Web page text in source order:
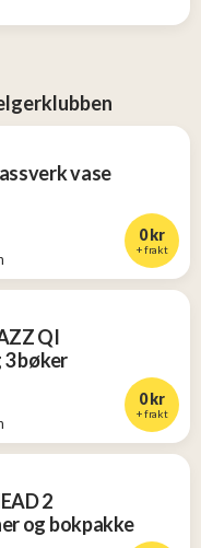
vase
0 kr
+ frakt
QI
bøker
0 kr
+ frakt
2
og bokpakke